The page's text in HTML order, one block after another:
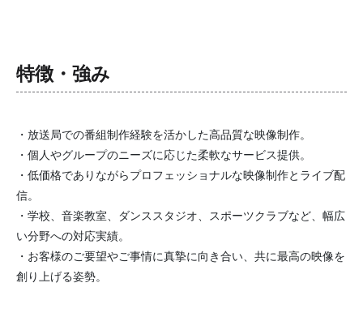
特徴・強み
・放送局での番組制作経験を活かした高品質な映像制作。
・個人やグループのニーズに応じた柔軟なサービス提供。
・低価格でありながらプロフェッショナルな映像制作とライブ配
信。
・学校、音楽教室、ダンススタジオ、スポーツクラブなど、幅広
い分野への対応実績。
・お客様のご要望やご事情に真摯に向き合い、共に最高の映像を
創り上げる姿勢。